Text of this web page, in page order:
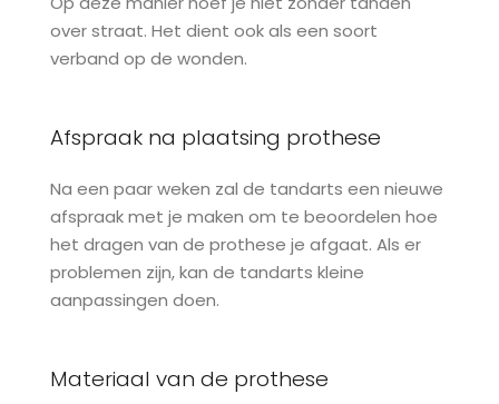
over straat. Het dient ook als een soort
verband op de wonden.
Afspraak na plaatsing prothese
Na een paar weken zal de tandarts een nieuwe
afspraak met je maken om te beoordelen hoe
het dragen van de prothese je afgaat. Als er
problemen zijn, kan de tandarts kleine
aanpassingen doen.
Materiaal van de prothese